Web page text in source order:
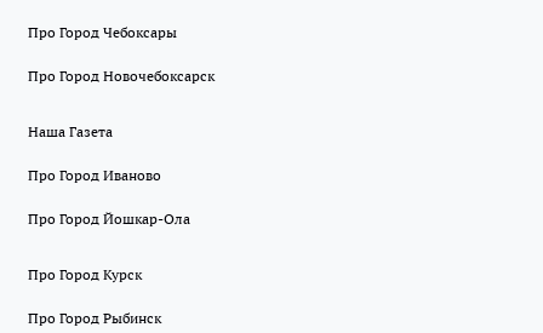
Про Город Чебоксары
Про Город Новочебоксарск
Наша Газета
Про Город Иваново
Про Город Йошкар-Ола
Про Город Курск
Про Город Рыбинск